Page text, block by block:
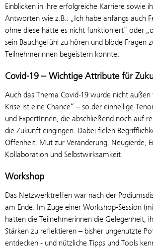
Einblicken in ihre erfolgreiche Karriere sowie
Antworten wie z.B.: „Ich habe anfangs auch
ohne diese hätte es nicht funktioniert“ oder
sein Bauchgefühl zu hören und blöde Fragen
Teilnehmerinnen begeistern konnte.
Covid-19 – Wichtige Attribute für
Auch das Thema Covid-19 wurde nicht außen
Krise ist eine Chance“ – so der einhellige
und ExpertInnen, die abschließend noch auf
die Zukunft eingingen. Dabei fielen
Offenheit, Mut zur Veränderung, Neugierde,
Kollaboration und Selbstwirksamkeit.
Workshop
Das Netzwerktreffen war nach der
am Ende. Im Zuge einer Workshop-Session
hatten die Teilnehmerinnen die Gelegenheit,
Stärken zu reflektieren – bisher ungenutzte
entdecken - und nützliche Tipps und Tools